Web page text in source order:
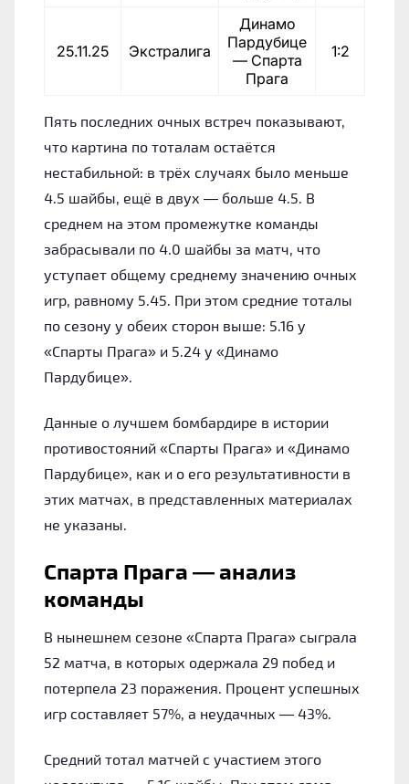
25.11.25 Экстралига
Динамо
Пардубице
— Спарта
Прага
1:2
Пять последних очных встреч показывают,
что картина по тоталам остаётся
нестабильной: в трёх случаях было меньше
4.5 шайбы, ещё в двух — больше 4.5. В
среднем на этом промежутке команды
забрасывали по 4.0 шайбы за матч, что
уступает общему среднему значению очных
игр, равному 5.45. При этом средние тоталы
по сезону у обеих сторон выше: 5.16 у
«Спарты Прага» и 5.24 у «Динамо
Пардубице».
Данные о лучшем бомбардире в истории
противостояний «Спарты Прага» и «Динамо
Пардубице», как и о его результативности в
этих матчах, в представленных материалах
не указаны.
Спарта Прага — анализ
команды
В нынешнем сезоне «Спарта Прага» сыграла
52 матча, в которых одержала 29 побед и
потерпела 23 поражения. Процент успешных
игр составляет 57%, а неудачных — 43%.
Средний тотал матчей с участием этого